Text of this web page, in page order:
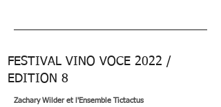
FESTIVAL VINO VOCE 2022 /
EDITION 8
Zachary Wilder et l'Ensemble Tictactus